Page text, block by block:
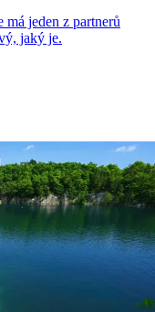
má jeden z partnerů
jaký je.